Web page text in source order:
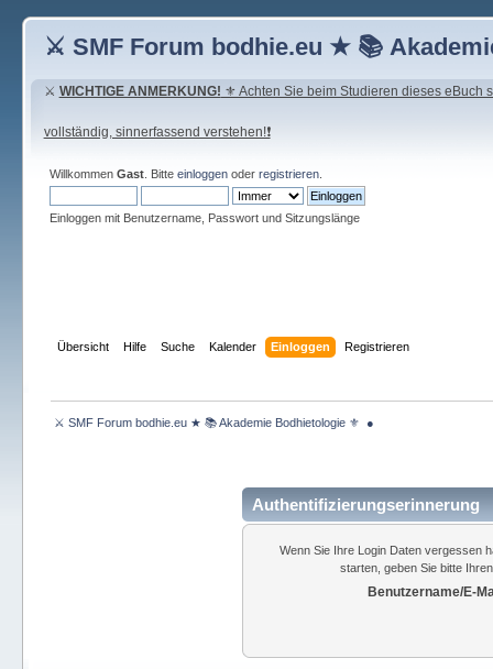
⚔ SMF Forum bodhie.eu ★ 📚
⚔ WICHTIGE ANMERKUNG! ⚜ Achten Sie beim Studieren dieses eBuch
vollständig, sinnerfassend verstehen!❗
Willkommen Gast. Bitte einloggenoder registrieren.
Einloggen mit Benutzername, Passwort und Sitzungslänge
Übersicht Hilfe Suche Kalender Einloggen Registrieren
⚔ SMF Forum bodhie.eu ★ 📚 Akademie Bodhietologie ⚜  ●
Authentifizierungserinnerung
Wenn Sie Ihre Login Daten vergessen
starten, geben Sie bitte
Benutzername/E-